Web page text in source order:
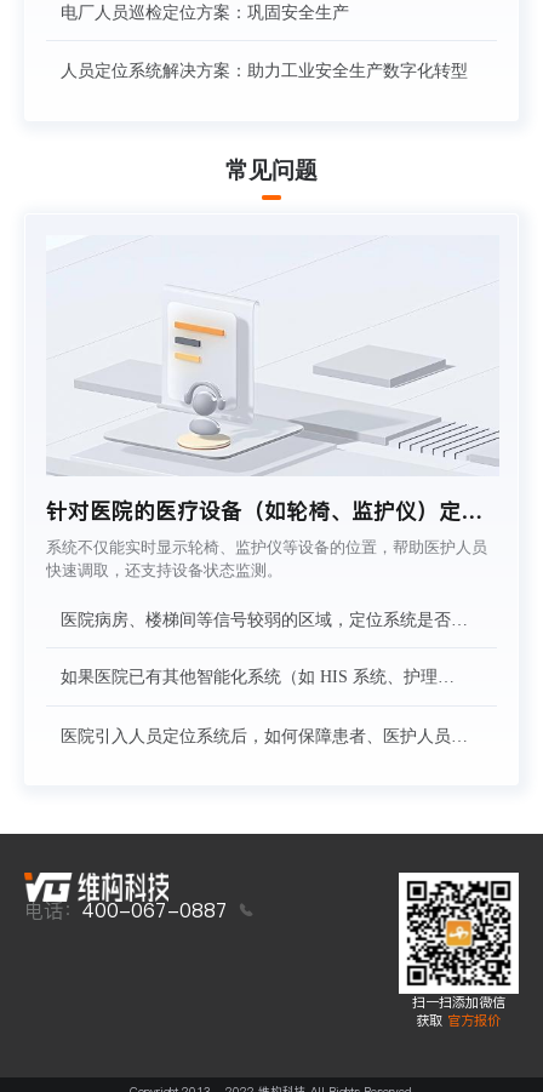
电厂人员巡检定位方案：巩固安全生产
人员定位系统解决方案：助力工业安全生产数字化转型
常见问题
针对医院的医疗设备（如轮椅、监护仪）定
位，系统能否实时显示设备位置，还能提供设
备使用状态、续航提醒等功能吗？
系统不仅能实时显示轮椅、监护仪等设备的位置，帮助医护人员
快速调取，还支持设备状态监测。
医院病房、楼梯间等信号较弱的区域，定位系统是否能
如果医院已有其他智能化系统（如 HIS 系统、护理系
医院引入人员定位系统后，如何保障患者、医护人员的
电话：400-067-0887
扫一扫添加微信
获取 官方报价